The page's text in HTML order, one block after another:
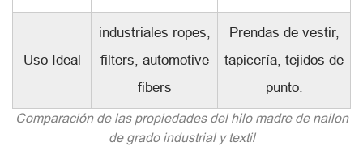
Uso Ideal
industriales ropes,
filters, automotive
fibers
Prendas de vestir,
tapicería, tejidos de
punto.
Comparación de las propiedades del hilo madre de nailon
de grado industrial y textil